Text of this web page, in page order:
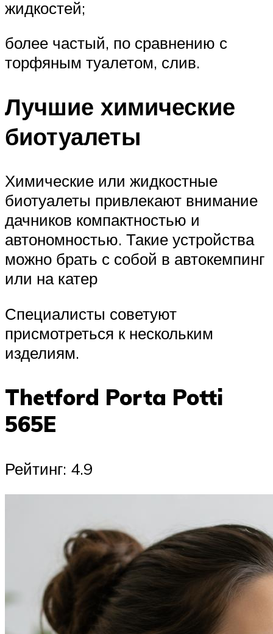
жидкостей;
более частый, по сравнению с
торфяным туалетом, слив.
Лучшие химические
биотуалеты
Химические или жидкостные
биотуалеты привлекают внимание
дачников компактностью и
автономностью. Такие устройства
можно брать с собой в автокемпинг
или на катер
Специалисты советуют
присмотреться к нескольким
изделиям.
Thetford Porta Potti
565E
Рейтинг: 4.9